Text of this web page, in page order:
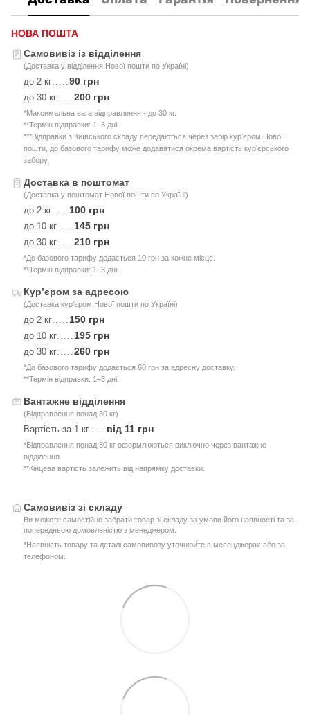
НОВА ПОШТА
Самовивіз із відділення
(Доставка у відділення Нової пошти по Україні)
до 2 кг.....90 грн
до 30 кг.....200 грн
*Максимальна вага відправлення - до 30 кг.
**Термін відправки: 1–3 дні.
***Відправки з Київського складу передаються через забір курʼєром Нової
пошти, до базового тарифу може додаватися окрема вартість курʼєрського
забору.
Доставка в поштомат
(Доставка у поштомат Нової пошти по Україні)
до 2 кг.....100 грн
до 10 кг.....145 грн
до 30 кг.....210 грн
*До базового тарифу додається 10 грн за кожне місце.
**Термін відправки: 1–3 дні.
Курʼєром за адресою
(Доставка курʼєром Нової пошти по Україні)
до 2 кг.....150 грн
до 10 кг.....195 грн
до 30 кг.....260 грн
*До базового тарифу додається 60 грн за адресну доставку.
**Термін відправки: 1–3 дні.
Вантажне відділення
(Відправлення понад 30 кг)
Вартість за 1 кг..... від 11 грн
*Відправлення понад 30 кг оформлюються виключно через вантажне
відділення.
**Кінцева вартість залежить від напрямку доставки.
Самовивіз зі складу
Ви можете самостійно забрати товар зі складу за умови його наявності та за
попередньою домовленістю з менеджером.
*Наявність товару та деталі самовивозу уточнюйте в месенджерах або за
телефоном.